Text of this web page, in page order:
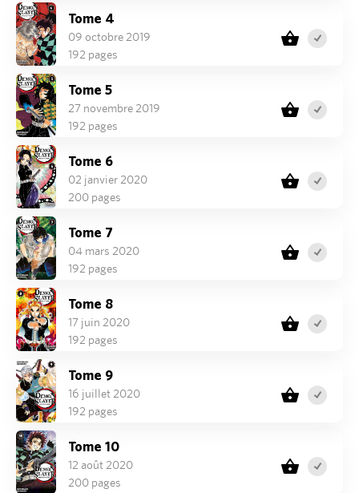
Tome 4
09 octobre 2019
192 pages
Tome 5
27 novembre 2019
192 pages
Tome 6
02 janvier 2020
200 pages
Tome 7
04 mars 2020
192 pages
Tome 8
17 juin 2020
192 pages
Tome 9
16 juillet 2020
192 pages
Tome 10
12 août 2020
200 pages